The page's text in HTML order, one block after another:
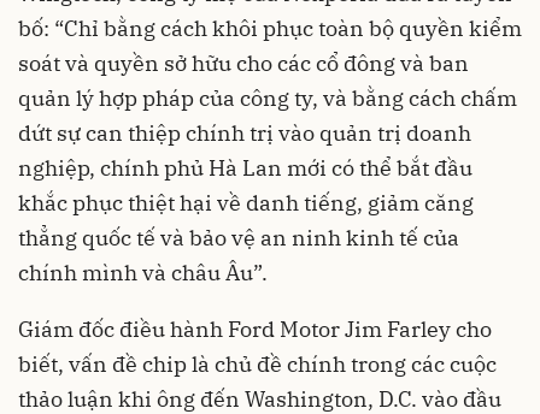
bố: “Chỉ bằng cách khôi phục toàn bộ quyền kiểm
soát và quyền sở hữu cho các cổ đông và ban
quản lý hợp pháp của công ty, và bằng cách chấm
dứt sự can thiệp chính trị vào quản trị doanh
nghiệp, chính phủ Hà Lan mới có thể bắt đầu
khắc phục thiệt hại về danh tiếng, giảm căng
thẳng quốc tế và bảo vệ an ninh kinh tế của
chính mình và châu Âu”.
Giám đốc điều hành Ford Motor Jim Farley cho
biết, vấn đề chip là chủ đề chính trong các cuộc
thảo luận khi ông đến Washington, D.C. vào đầu